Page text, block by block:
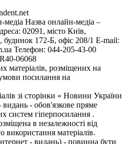
медіа Назва онлайн-медіа –
02091, місто Київ,
172-Б, офіс 208/1 E-mail:
Телефон: 044-205-43-00
06068
матеріалів, розміщених на
умови посилання на
зі сторінки « Новини України
видань - обов'язкове пряме
систем гіперпосилання .
в незалежності від
використання матеріалів.
- видань) - повинна бути